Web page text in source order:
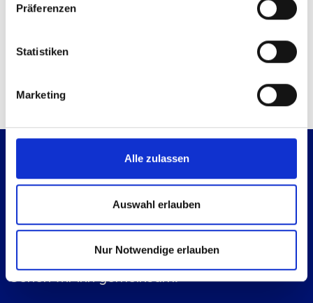
Präferenzen
Statistiken
Marketing
Alle zulassen
Auswahl erlauben
Nur Notwendige erlauben
Technische Anfrage
Es geht immer einen Schritt weiter.
Gehen wir ihn gemeinsam.